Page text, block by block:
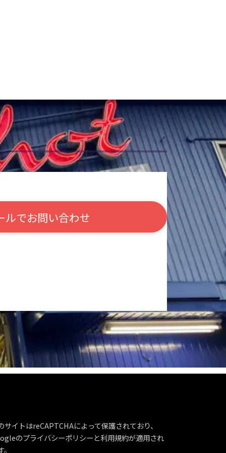
ルでお問い合わせ
サイトはreCAPTCHAによって保護されており、
のプライバシーポリシーと利用規約が適用され